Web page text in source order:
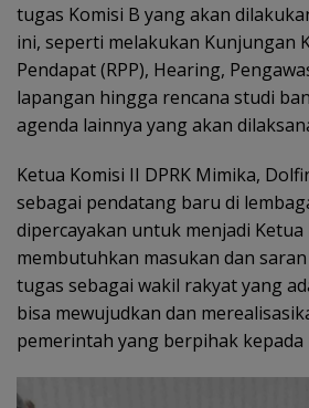
tugas Komisi B yang akan
ini, seperti melakukan Kunjungan
Pendapat (RPP), Hearing,
lapangan hingga rencana studi
agenda lainnya yang akan
Ketua Komisi II DPRK Mimika,
sebagai pendatang baru di
dipercayakan untuk menjadi Ketua
membutuhkan masukan dan
tugas sebagai wakil rakyat yang
bisa mewujudkan dan
pemerintah yang berpihak kepada